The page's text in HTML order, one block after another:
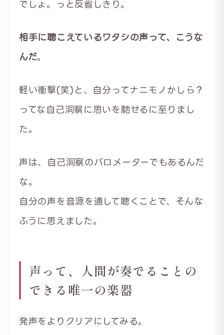
でしょ。っと反省しきり。
相手に聴こえているワタシの声って、こうな
んだ。
軽い衝撃(笑)と、自分ってナニモノかしら？
ってな自己洞察に思いを馳せるに至りまし
た。
声は、自己洞察のバロメーターでもあるんだ
な。
自分の声を音源を通して聴くことで、そんな
ふうに思えました。
声って、人間が奏でることの
できる唯一の楽器
発声をよりクリアにしてみる。